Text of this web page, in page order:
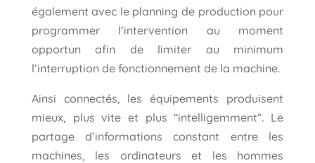
également avec le planning de production pour
programmer l’intervention au moment
opportun afin de limiter au minimum
l’interruption de fonctionnement de la machine.
Ainsi connectés, les équipements produisent
mieux, plus vite et plus “intelligemment”. Le
partage d’informations constant entre les
machines, les ordinateurs et les hommes